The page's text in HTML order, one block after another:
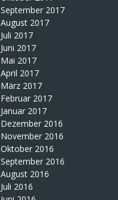
September 2017
August 2017
Juli 2017
Juni 2017
Mai 2017
April 2017
März 2017
Februar 2017
Januar 2017
Dezember 2016
November 2016
Oktober 2016
September 2016
August 2016
Juli 2016